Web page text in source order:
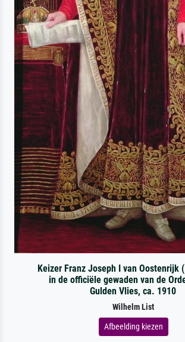
Keizer Franz Joseph I van Oostenrijk
in de officiële gewaden van de
Gulden Vlies, ca. 1910
Wilhelm List
Afbeelding kiezen